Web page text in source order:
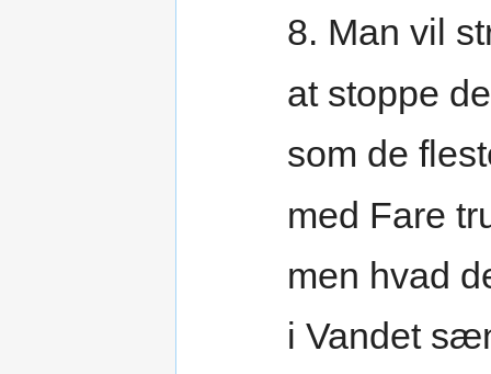
8. Man vil
at stoppe
som de
med Fare
men hvad
i Vandet